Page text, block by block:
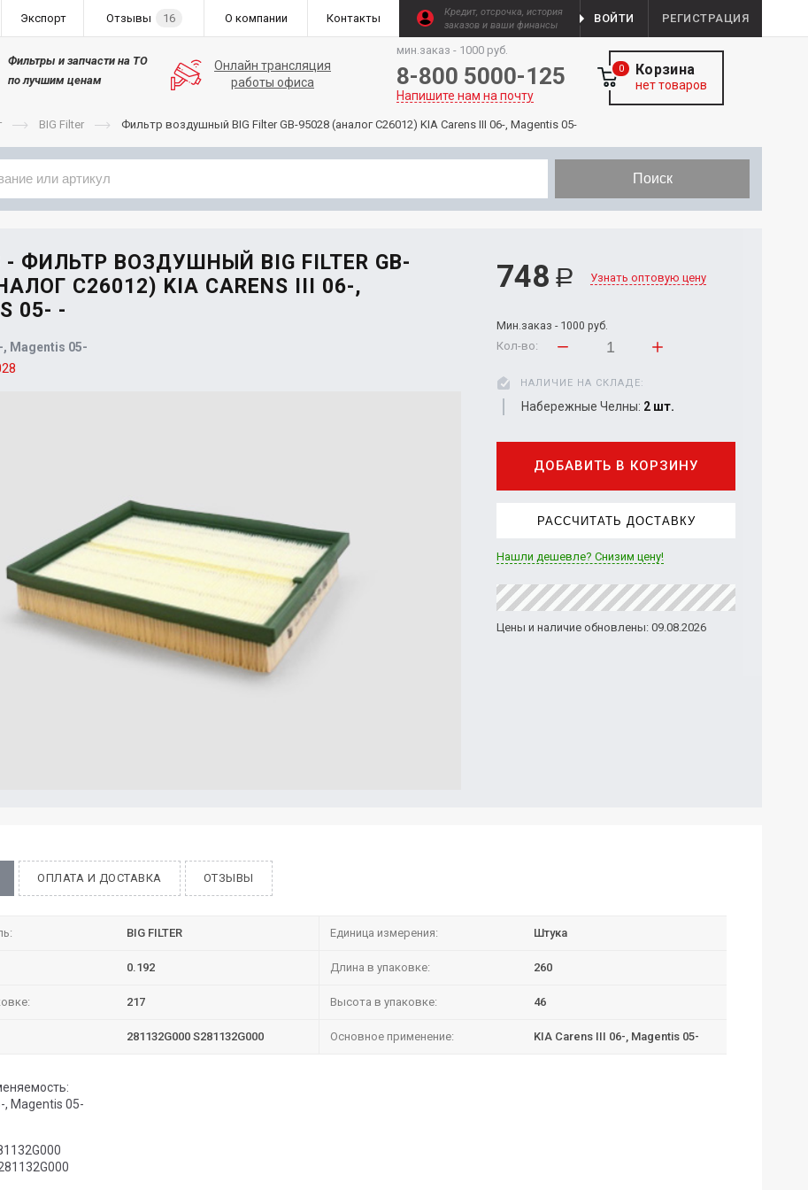
Экспорт Отзывы 16 О компании Контакты
Кредит, отсрочка, история
заказов и ваши финансы
ВОЙТИ РЕГИСТРАЦИЯ
Фильтры и запчасти на ТО
по лучшим ценам
Онлайн трансляция
работы офиса
мин.заказ - 1000 руб.
8-800 5000-125
Напишите нам на почту
Корзина
0
нет товаров
BIG Filter Фильтр воздушный BIG Filter GB-95028 (аналог C26012) KIA Carens III 06-, Magentis 05-
Поиск
- ФИЛЬТР ВОЗДУШНЫЙ BIG FILTER GB-
C26012) KIA CARENS III 06-,
05- -
, Magentis 05-
748 Р Узнать оптовую цену
Мин.заказ - 1000 руб.
Кол-во:
НАЛИЧИЕ НА СКЛАДЕ:
Набережные Челны: 2 шт.
ДОБАВИТЬ В КОРЗИНУ
РАССЧИТАТЬ ДОСТАВКУ
Нашли дешевле? Снизим цену!
Цены и наличие обновлены: 09.08.2026
ОПЛАТА И ДОСТАВКА ОТЗЫВЫ
BIG FILTER Единица измерения: Штука
0.192 Длина в упаковке: 260
217 Высота в упаковке: 46
281132G000 S281132G000 Основное применение: KIA Carens III 06-, Magentis 05-
, Magentis 05-